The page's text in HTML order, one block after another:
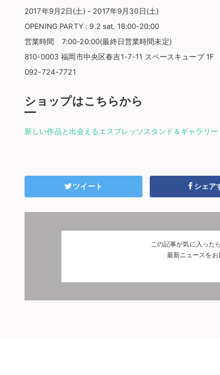
2017年9月2日(土) - 2017年9月30日(土)
OPENING PARTY : 9.2 sat. 18:00-20:00
営業時間 7:00-20:00(最終日営業時間未定)
810-0003 福岡市中央区春吉1-7-11 スペースキューブ 1F
092-724-7721
ショップはこちらから
新しい作品と出会えるエスプレッソスタンド＆ギャラリー
ツイート シェア
この記事が気に入った
最新ニュースを